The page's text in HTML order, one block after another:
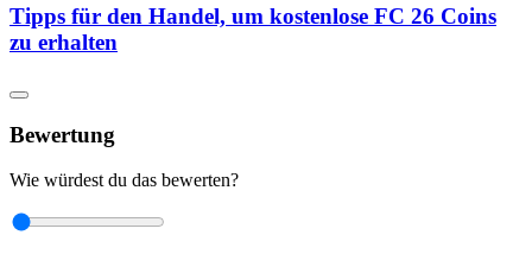
Tipps für den Handel, um kostenlose FC 26 Coins
zu erhalten
Bewertung
Wie würdest du das bewerten?